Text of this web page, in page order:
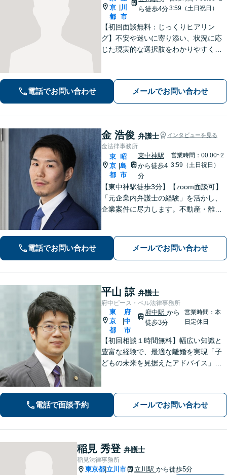
京
都
川
市
ら徒歩4分3:59（土日祝日）
【初回面談無料：じっくりヒアリン
グ】不安や迷いに寄り添い、状況に応
じた現実的な選択肢をわかりやすくご
対応】【電話・オンライン面談可】
電話でお問い合わせ メールでお問い合わせ
金 浩俊 弁護士 インタビューを見る
金法律事務所
東
京
都
|
昭
島
市
東中神駅
から徒歩4
分
営業時間：00:00~2
3:59（土日祝日）
【東中神駅徒歩3分】【zoom面談可】
「元企業内弁護士の経験」を活かし、
企業案件に尽力します。不動産・離婚
し問題に真摯に向き合います。【韓国
電話でお問い合わせ メールでお問い合わせ
平山 諒 弁護士
府中ピース・ベル法律事務所
東
京
都
府
中
市
府中駅から
徒歩3分
営業時間：本
日定休日
【初回相談１時間無料】幅広い知識と
豊富な経験で、最適な離婚を実現「子
どもの未来を見据えたアドバイス」
ラスメント対策措置をレクチャー。過
労死・過労自殺などの問題にも精通
【府中駅3分】
電話で面談予約 メールでお問い合わせ
稲見 秀登 弁護士
稲見法律事務所
東京都 立川市 立川駅 から徒歩5分